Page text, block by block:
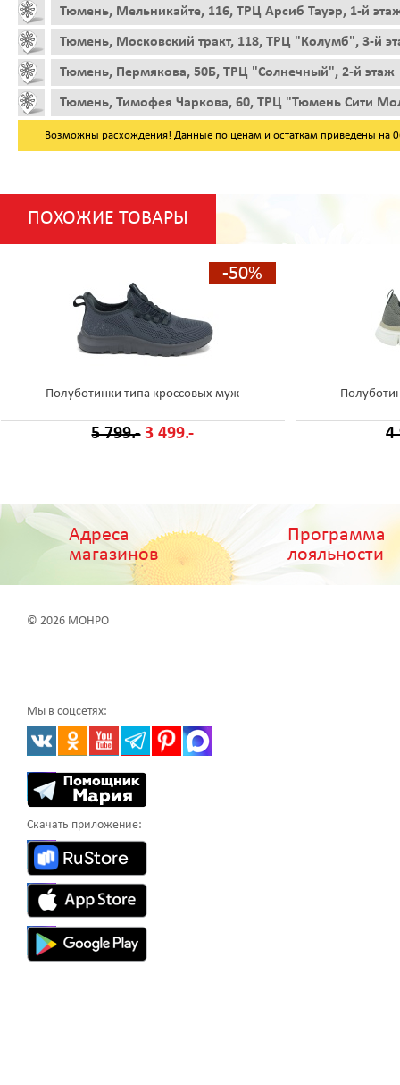
Тюмень, Мельникайте, 116, ТРЦ Арсиб Тауэр, 1-й
Тюмень, Московский тракт, 118, ТРЦ "Колумб", 3-й
Тюмень, Пермякова, 50Б, ТРЦ "Солнечный", 2-й этаж
Тюмень, Тимофея Чаркова, 60, ТРЦ "Тюмень Сити
Возможны расхождения! Данные по ценам и остаткам приведены на
ПОХОЖИЕ ТОВАРЫ
-50%
Полуботинки типа кроссовых муж
5 799.- 3 499.- 4
Адреса
магазинов
Программа
лояльности
© 2026 МОНРО
Мы в соцсетях:
Скачать приложение: